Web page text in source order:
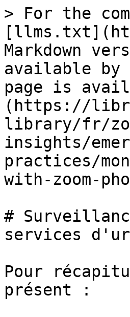
> For the
Markdown
available by
page is
(https://
library/fr/
insights/
practices/
with-zoom-
#
services
Pour
présent :